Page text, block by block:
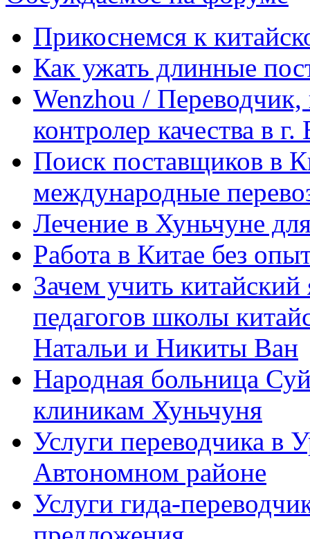
Прикоснемся к
Как ужать длинные
Wenzhou / Переводчик,
контролер качества в
Поиск поставщиков в
международные
Лечение в Хуньчуне
Работа в Китае без
Зачем учить
педагогов школы
Натальи и Никиты Ван
Народная больница
клиникам Хуньчуня
Услуги переводчика в
Автономном районе
Услуги гида-